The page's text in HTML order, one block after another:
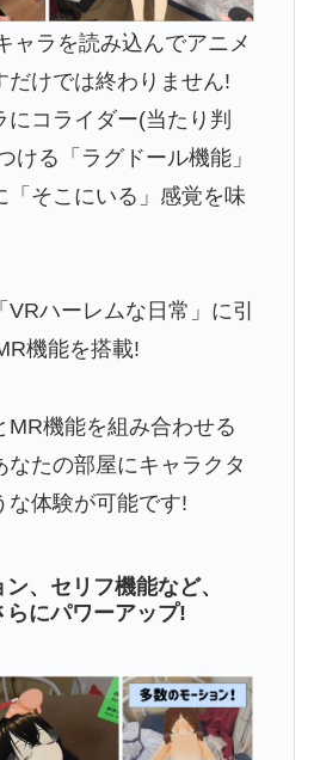
ャラを読み込んでアニメ
だけでは終わりません!
コライダー(当たり判
ける「ラグドール機能」
「そこにいる」感覚を味
ハーレムな日常」に引
機能を搭載!
MR機能を組み合わせる
なたの部屋にキャラクタ
な体験が可能です!
、セリフ機能など、
らにパワーアップ!